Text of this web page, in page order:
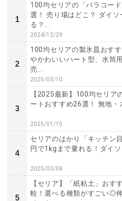
1
100均セリアの「パラコー
選！ 売り場はどこ？ ダイソ
る？...
2024/12/29
2
100均セリアの製氷皿おす
やかわいいハート型、水筒
売...
2025/03/10
3
【2025最新】100均セリア
ートおすすめ26選！ 無地・
2025/01/15
4
セリアのはかり「キッチン
円で1kgまで量れる！ダイ
2025/03/08
5
【セリア】「紙粘土」おす
較！選べる種類がすごい◎伸